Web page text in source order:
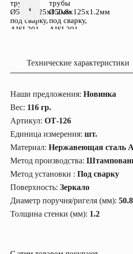
Технические характеристики
Наши предложения: Новинка
Вес: 116 гр.
Артикул: ОТ-126
Единица измерения: шт.
Материал: Нержавеющая сталь
Метод производства:
Метод установки : Под сварку
Поверхность: Зеркало
Диаметр поручня/ригеля (мм): 50.8
Толщина стенки (мм): 1.2